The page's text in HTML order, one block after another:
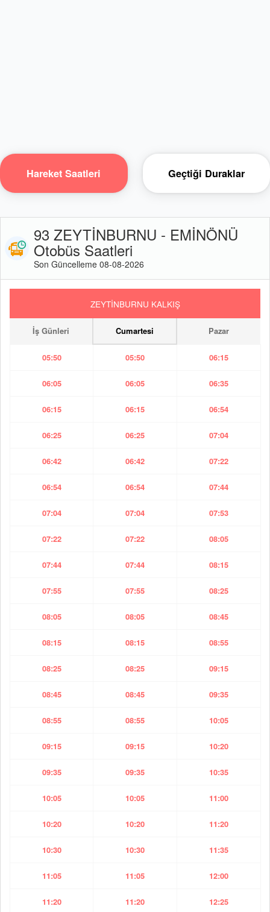
Hareket Saatleri Geçtiği Duraklar
93 ZEYTİNBURNU - EMİNÖNÜ
Otobüs Saatleri
Son Güncelleme 08-08-2026
ZEYTİNBURNU KALKIŞ
İş Günleri Cumartesi Pazar
05:50 05:50 06:15
06:05 06:05 06:35
06:15 06:15 06:54
06:25 06:25 07:04
06:42 06:42 07:22
06:54 06:54 07:44
07:04 07:04 07:53
07:22 07:22 08:05
07:44 07:44 08:15
07:55 07:55 08:25
08:05 08:05 08:45
08:15 08:15 08:55
08:25 08:25 09:15
08:45 08:45 09:35
08:55 08:55 10:05
09:15 09:15 10:20
09:35 09:35 10:35
10:05 10:05 11:00
10:20 10:20 11:20
10:30 10:30 11:35
11:05 11:05 12:00
11:20 11:20 12:25